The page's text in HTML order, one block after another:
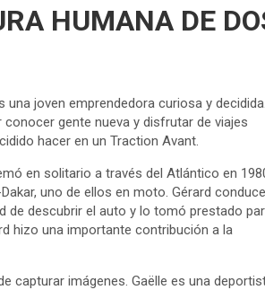
HUMANA DE
joven emprendedora curiosa y decidida.
gente nueva y disfrutar de viajes
hacer en un Traction Avant.
en solitario a través del Atlántico en
uno de ellos en moto. Gérard
de descubrir el auto y lo tomó prestado
hizo una importante contribución a la
capturar imágenes. Gaëlle es una